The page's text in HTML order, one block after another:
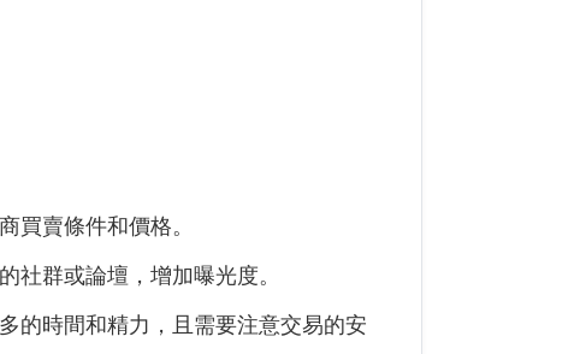
買賣條件和價格。
社群或論壇，增加曝光度。
的時間和精力，且需要注意交易的安